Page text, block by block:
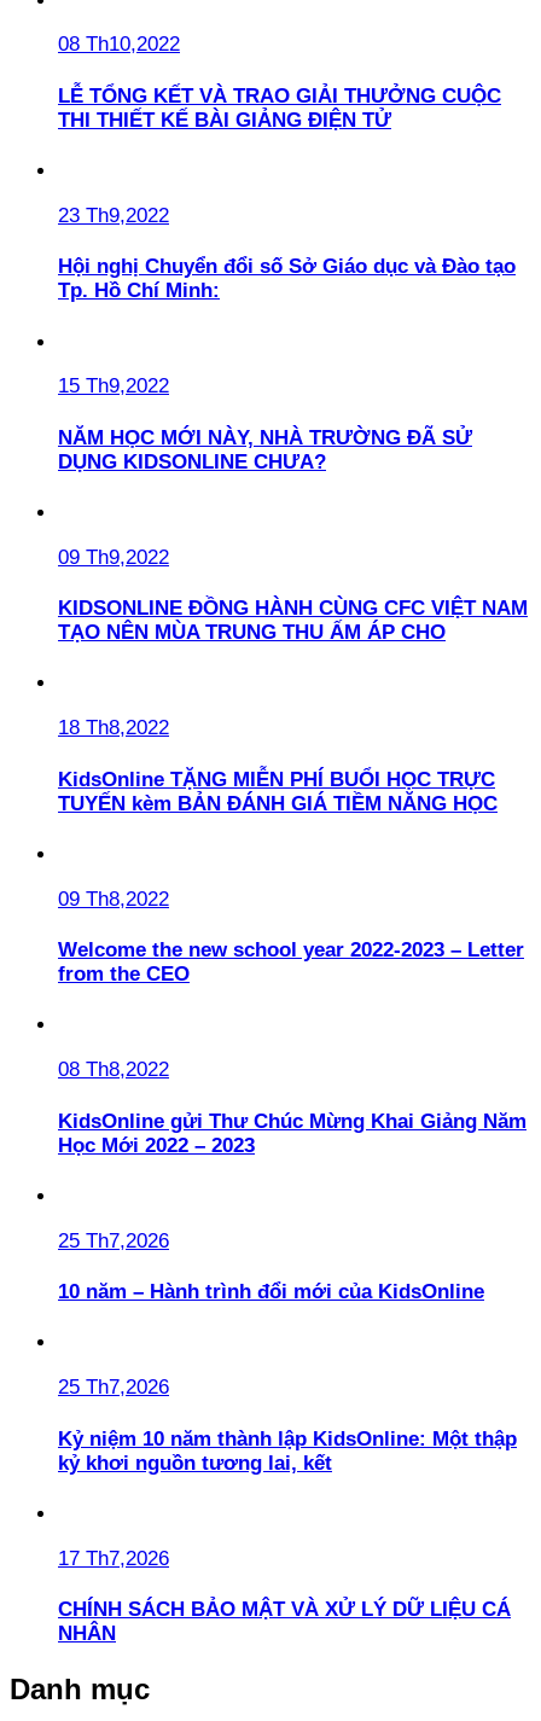
08 Th10,2022
LỄ TỔNG KẾT VÀ TRAO GIẢI THƯỞNG CUỘC
THI THIẾT KẾ BÀI GIẢNG ĐIỆN TỬ
23 Th9,2022
Hội nghị Chuyển đổi số Sở Giáo dục và Đào tạo
Tp. Hồ Chí Minh:
15 Th9,2022
NĂM HỌC MỚI NÀY, NHÀ TRƯỜNG ĐÃ SỬ
DỤNG KIDSONLINE CHƯA?
09 Th9,2022
KIDSONLINE ĐỒNG HÀNH CÙNG CFC VIỆT NAM
TẠO NÊN MÙA TRUNG THU ẤM ÁP CHO
18 Th8,2022
KidsOnline TẶNG MIỄN PHÍ BUỔI HỌC TRỰC
TUYẾN kèm BẢN ĐÁNH GIÁ TIỀM NĂNG HỌC
09 Th8,2022
Welcome the new school year 2022-2023 – Letter
from the CEO
08 Th8,2022
KidsOnline gửi Thư Chúc Mừng Khai Giảng Năm
Học Mới 2022 – 2023
25 Th7,2026
10 năm – Hành trình đổi mới của KidsOnline
25 Th7,2026
Kỷ niệm 10 năm thành lập KidsOnline: Một thập
kỷ khơi nguồn tương lai, kết
17 Th7,2026
CHÍNH SÁCH BẢO MẬT VÀ XỬ LÝ DỮ LIỆU CÁ
NHÂN
Danh mục